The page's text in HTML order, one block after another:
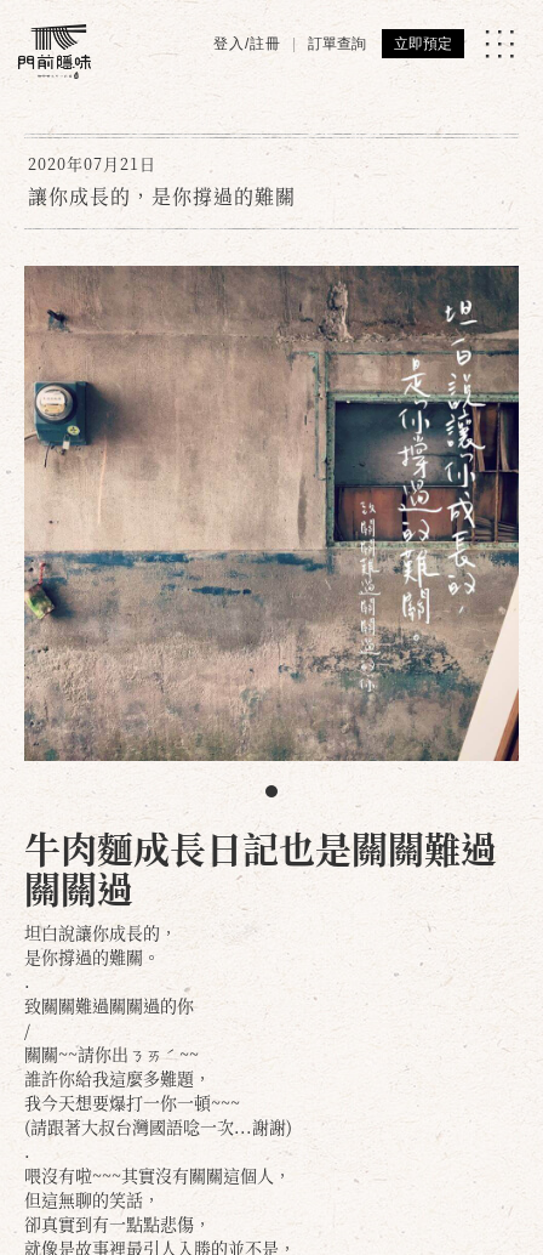
登入/註冊 訂單查詢 立即預定
2020年07月21日
讓你成長的，是你撐過的難關
牛肉麵成長日記也是關關難過
關關過
坦白說讓你成長的，
是你撐過的難關。
.
致關關難過關關過的你
/
關關~~請你出ㄋㄞˊ~~
誰許你給我這麼多難題，
我今天想要爆打一你一頓~~~
(請跟著大叔台灣國語唸一次...謝謝)
.
喂沒有啦~~~其實沒有關關這個人，
但這無聊的笑話，
卻真實到有一點點悲傷，
就像是故事裡最引人入勝的並不是，